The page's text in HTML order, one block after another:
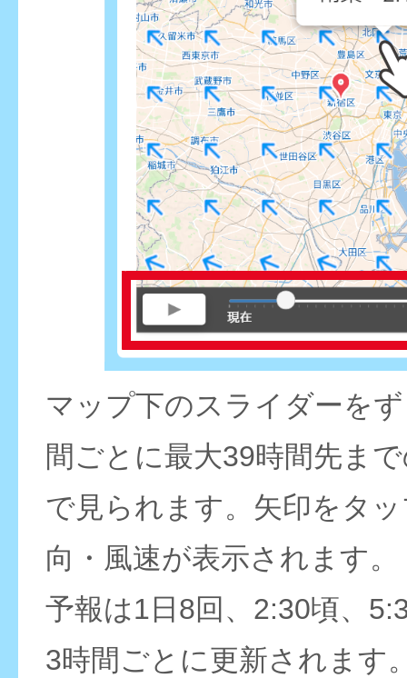
マップ下のスライダーを
間ごとに最大39時間先ま
で見られます。矢印をタ
向・風速が表示されます。
予報は1日8回、2:30頃、
3時間ごとに更新されます